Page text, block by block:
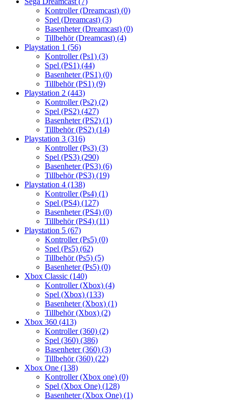
Kontroller (Dreamcast) (0)
Spel (Dreamcast) (3)
Basenheter (Dreamcast) (0)
Tillbehör (Dreamcast) (4)
Playstation 1 (56)
Kontroller (Ps1) (3)
Spel (PS1) (44)
Basenheter (PS1) (0)
Tillbehör (PS1) (9)
Playstation 2 (443)
Kontroller (Ps2) (2)
Spel (PS2) (427)
Basenheter (PS2) (1)
Tillbehör (PS2) (14)
Playstation 3 (316)
Kontroller (Ps3) (3)
Spel (PS3) (290)
Basenheter (PS3) (6)
Tillbehör (PS3) (19)
Playstation 4 (138)
Kontroller (Ps4) (1)
Spel (PS4) (127)
Basenheter (PS4) (0)
Tillbehör (PS4) (11)
Playstation 5 (67)
Kontroller (Ps5) (0)
Spel (Ps5) (62)
Tillbehör (Ps5) (5)
Basenheter (Ps5) (0)
Xbox Classic (140)
Kontroller (Xbox) (4)
Spel (Xbox) (133)
Basenheter (Xbox) (1)
Tillbehör (Xbox) (2)
Xbox 360 (413)
Kontroller (360) (2)
Spel (360) (386)
Basenheter (360) (3)
Tillbehör (360) (22)
Xbox One (138)
Kontroller (Xbox one) (0)
Spel (Xbox One) (128)
Basenheter (Xbox One) (1)